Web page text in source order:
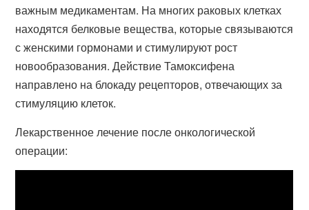
важным медикаментам. На многих раковых клетках
находятся белковые вещества, которые связываются
с женскими гормонами и стимулируют рост
новообразования. Действие Тамоксифена
направлено на блокаду рецепторов, отвечающих за
стимуляцию клеток.
Лекарственное лечение после онкологической
операции: